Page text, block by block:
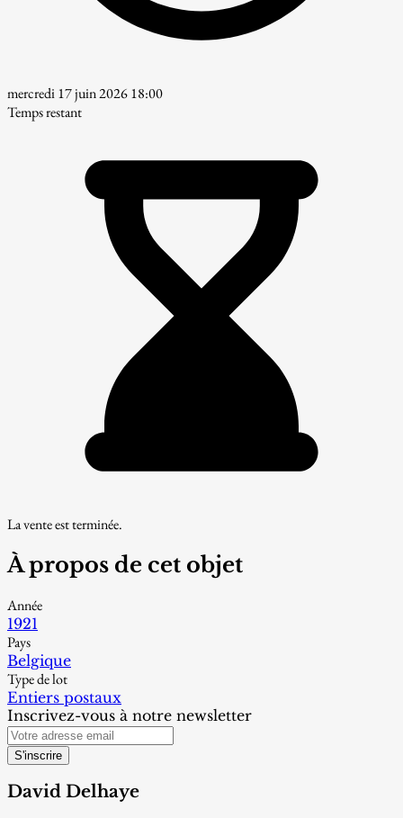
mercredi 17 juin 2026 18:00
Temps restant
La vente est terminée.
À propos de cet objet
Année
1921
Pays
Belgique
Type de lot
Entiers postaux
Inscrivez-vous à notre newsletter
S'inscrire
David Delhaye